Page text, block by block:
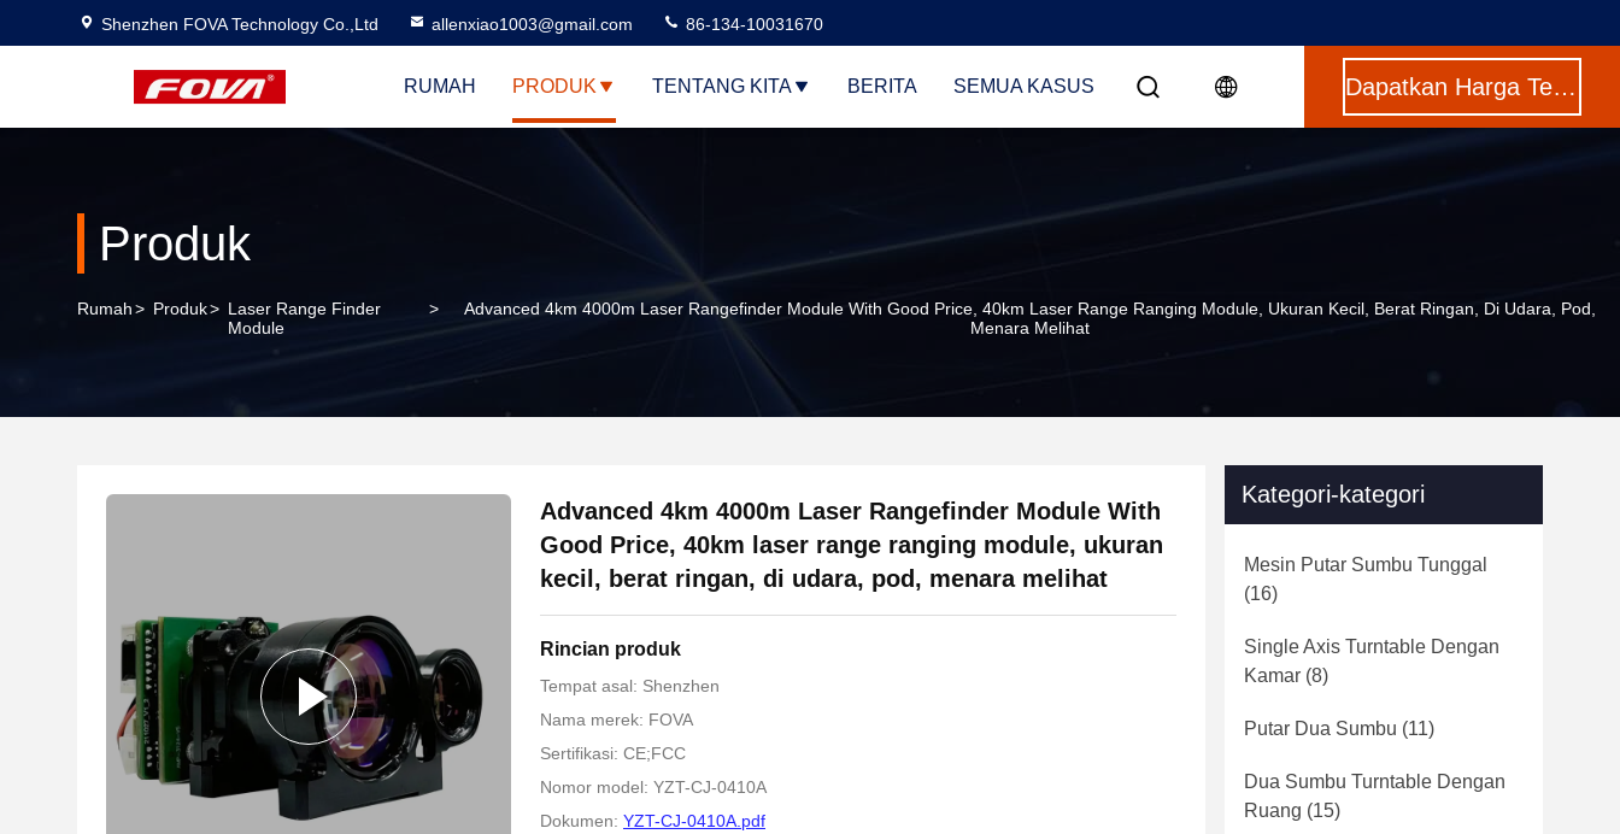
Shenzhen FOVA Technology Co.,Ltd allenxiao1003@gmail.com 86-134-10031670
RUMAH PRODUK TENTANG KITA BERITA SEMUA KASUS Dapatkan Harga Terbaik
Produk
Rumah> Produk> Laser Range Finder
Module
>
Advanced 4km 4000m Laser Rangefinder Module With Good Price, 40km Laser Range Ranging Module, Ukuran Kecil, Berat Ringan, Di Udara, Pod,
Menara Melihat
Advanced 4km 4000m Laser Rangefinder Module With
Good Price, 40km laser range ranging module, ukuran
kecil, berat ringan, di udara, pod, menara melihat
Rincian produk
Tempat asal: Shenzhen
Nama merek: FOVA
Sertifikasi: CE;FCC
Nomor model: YZT-CJ-0410A
Dokumen: YZT-CJ-0410A.pdf
Kategori-kategori
Mesin Putar Sumbu Tunggal
(16)
Single Axis Turntable Dengan
Kamar (8)
Putar Dua Sumbu (11)
Dua Sumbu Turntable Dengan
Ruang (15)